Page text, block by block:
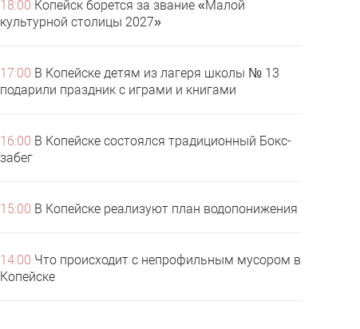
18:00 Копейск борется за звание «Малой
культурной столицы 2027»
17:00 В Копейске детям из лагеря школы № 13
подарили праздник с играми и книгами
16:00 В Копейске состоялся традиционный Бокс-
забег
15:00 В Копейске реализуют план водопонижения
14:00 Что происходит с непрофильным мусором в
Копейске